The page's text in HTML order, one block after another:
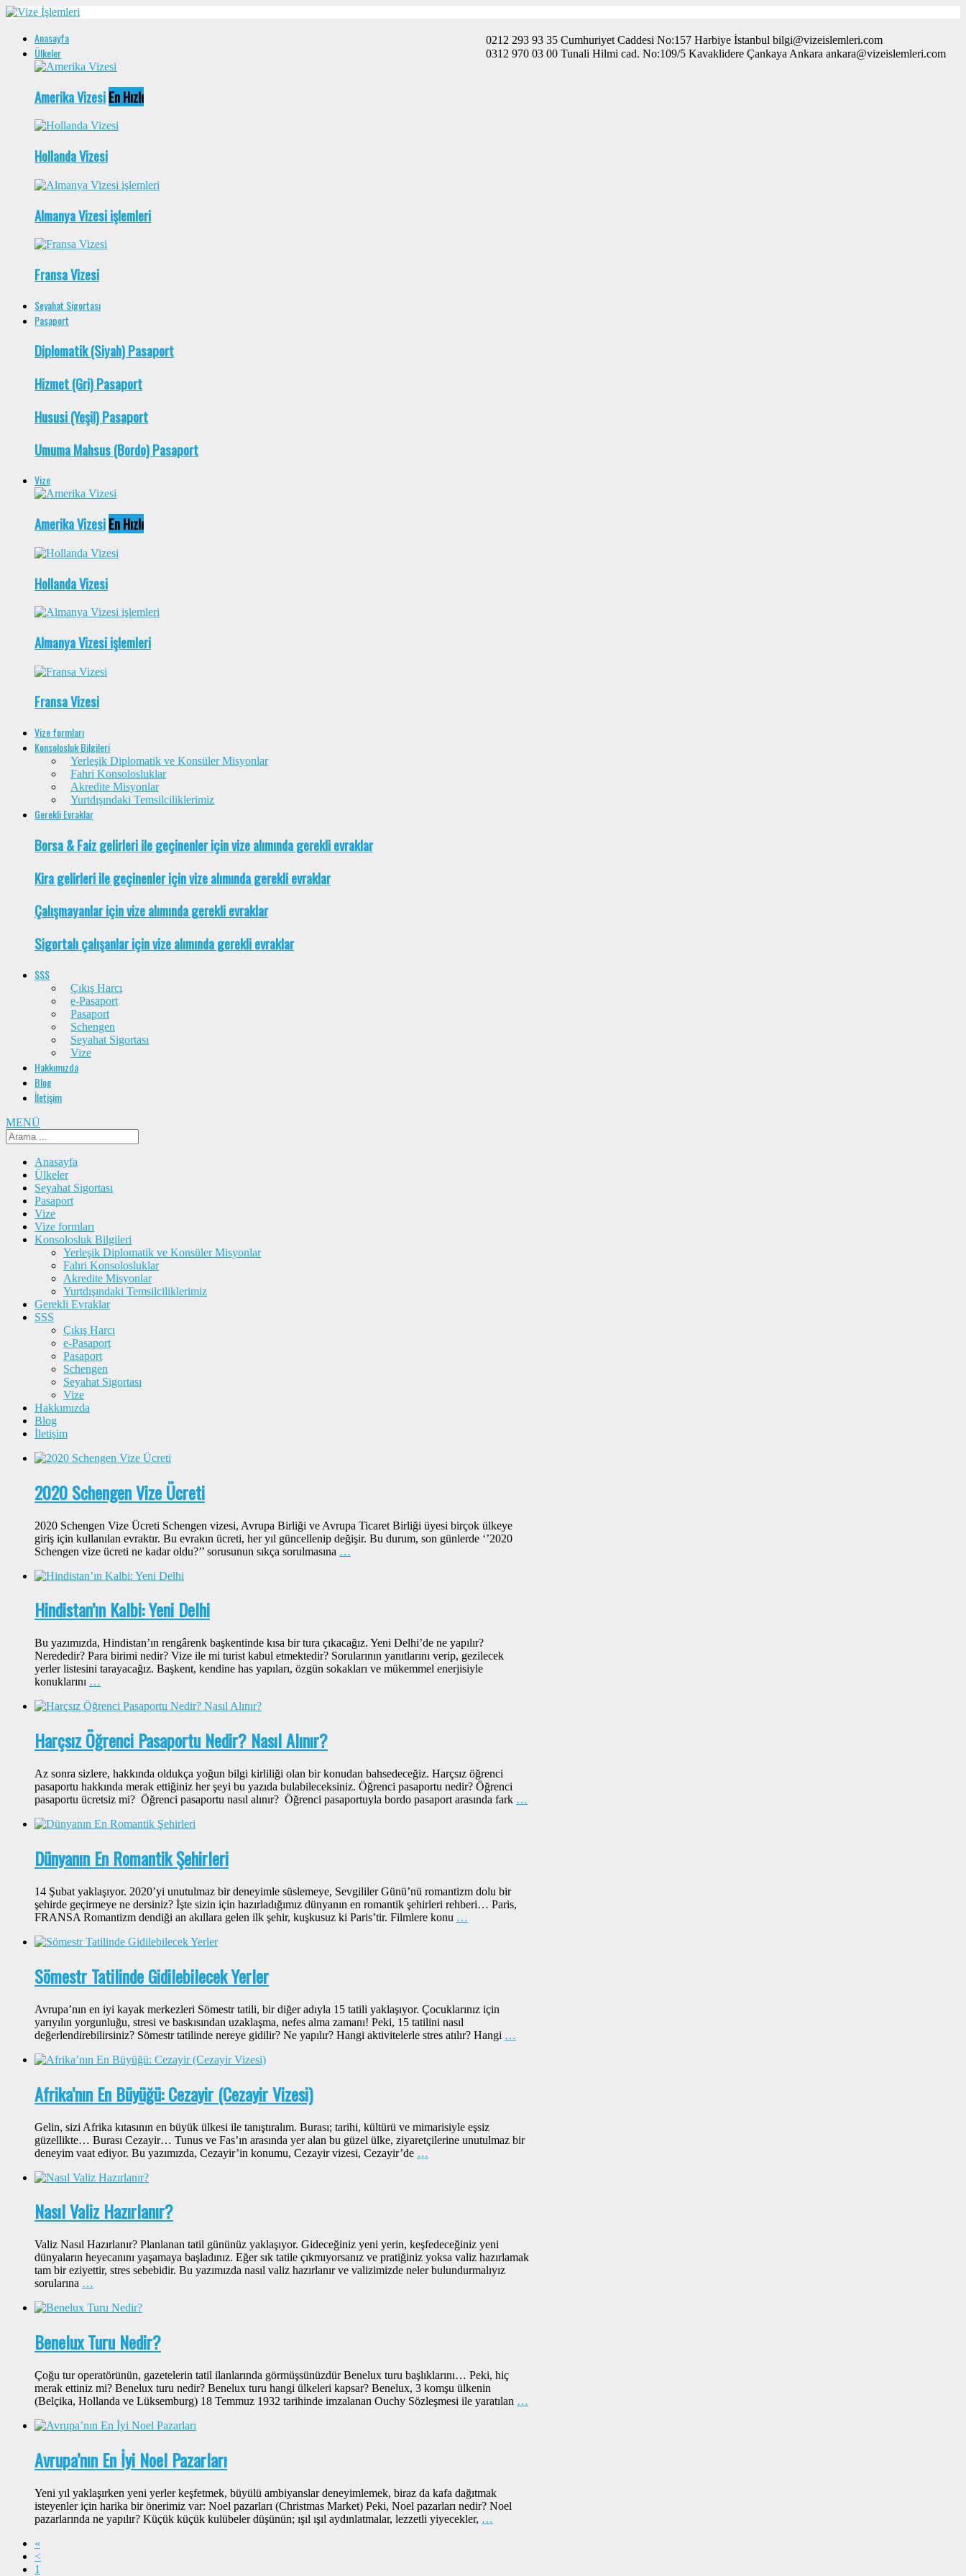
0212 293 93 35 Cumhuriyet Caddesi No:157 Harbiye İstanbul bilgi@vizeislemleri.com
0312 970 03 00 Tunali Hilmi cad. No:109/5 Kavaklidere Çankaya Ankara ankara@vizeislemleri.com
Anasayfa
Ülkeler
Amerika VizesiEn Hızlı
Hollanda Vizesi
Almanya Vizesi işlemleri
Fransa Vizesi
Seyahat Sigortası
Pasaport
Diplomatik (Siyah) Pasaport
Hizmet (Gri) Pasaport
Hususi (Yeşil) Pasaport
Umuma Mahsus (Bordo) Pasaport
Vize
Amerika VizesiEn Hızlı
Hollanda Vizesi
Almanya Vizesi işlemleri
Fransa Vizesi
Vize formları
Konsolosluk Bilgileri
Yerleşik Diplomatik ve Konsüler Misyonlar
Fahri Konsolosluklar
Akredite Misyonlar
Yurtdışındaki Temsilciliklerimiz
Gerekli Evraklar
Borsa & Faiz gelirleri ile geçinenler için vize alımında gerekli evraklar
Kira gelirleri ile geçinenler için vize alımında gerekli evraklar
Çalışmayanlar için vize alımında gerekli evraklar
Sigortalı çalışanlar için vize alımında gerekli evraklar
SSS
Çıkış Harcı
e-Pasaport
Pasaport
Schengen
Seyahat Sigortası
Vize
Hakkımızda
Blog
İletişim
MENÜ
Anasayfa
Ülkeler
Seyahat Sigortası
Pasaport
Vize
Vize formları
Konsolosluk Bilgileri
Yerleşik Diplomatik ve Konsüler Misyonlar
Fahri Konsolosluklar
Akredite Misyonlar
Yurtdışındaki Temsilciliklerimiz
Gerekli Evraklar
SSS
Çıkış Harcı
e-Pasaport
Pasaport
Schengen
Seyahat Sigortası
Vize
Hakkımızda
Blog
İletişim
2020 Schengen Vize Ücreti
2020 Schengen Vize Ücreti Schengen vizesi, Avrupa Birliği ve Avrupa Ticaret Birliği üyesi birçok ülkeye
giriş için kullanılan evraktır. Bu evrakın ücreti, her yıl güncellenip değişir. Bu durum, son günlerde ‘’2020
Schengen vize ücreti ne kadar oldu?’’ sorusunun sıkça sorulmasına …
Hindistan’ın Kalbi: Yeni Delhi
Bu yazımızda, Hindistan’ın rengârenk başkentinde kısa bir tura çıkacağız. Yeni Delhi’de ne yapılır?
Nerededir? Para birimi nedir? Vize ile mi turist kabul etmektedir? Sorularının yanıtlarını verip, gezilecek
yerler listesini tarayacağız. Başkent, kendine has yapıları, özgün sokakları ve mükemmel enerjisiyle
konuklarını …
Harçsız Öğrenci Pasaportu Nedir? Nasıl Alınır?
Az sonra sizlere, hakkında oldukça yoğun bilgi kirliliği olan bir konudan bahsedeceğiz. Harçsız öğrenci
pasaportu hakkında merak ettiğiniz her şeyi bu yazıda bulabileceksiniz. Öğrenci pasaportu nedir? Öğrenci
pasaportu ücretsiz mi? Öğrenci pasaportu nasıl alınır? Öğrenci pasaportuyla bordo pasaport arasında fark …
Dünyanın En Romantik Şehirleri
14 Şubat yaklaşıyor. 2020’yi unutulmaz bir deneyimle süslemeye, Sevgililer Günü’nü romantizm dolu bir
şehirde geçirmeye ne dersiniz? İşte sizin için hazırladığımız dünyanın en romantik şehirleri rehberi… Paris,
FRANSA Romantizm dendiği an akıllara gelen ilk şehir, kuşkusuz ki Paris’tir. Filmlere konu …
Sömestr Tatilinde Gidilebilecek Yerler
Avrupa’nın en iyi kayak merkezleri Sömestr tatili, bir diğer adıyla 15 tatili yaklaşıyor. Çocuklarınız için
yarıyılın yorgunluğu, stresi ve baskısından uzaklaşma, nefes alma zamanı! Peki, 15 tatilini nasıl
değerlendirebilirsiniz? Sömestr tatilinde nereye gidilir? Ne yapılır? Hangi aktivitelerle stres atılır? Hangi …
Afrika’nın En Büyüğü: Cezayir (Cezayir Vizesi)
Gelin, sizi Afrika kıtasının en büyük ülkesi ile tanıştıralım. Burası; tarihi, kültürü ve mimarisiyle eşsiz
güzellikte… Burası Cezayir… Tunus ve Fas’ın arasında yer alan bu güzel ülke, ziyaretçilerine unutulmaz bir
deneyim vaat ediyor. Bu yazımızda, Cezayir’in konumu, Cezayir vizesi, Cezayir’de …
Nasıl Valiz Hazırlanır?
Valiz Nasıl Hazırlanır? Planlanan tatil gününüz yaklaşıyor. Gideceğiniz yeni yerin, keşfedeceğiniz yeni
dünyaların heyecanını yaşamaya başladınız. Eğer sık tatile çıkmıyorsanız ve pratiğiniz yoksa valiz hazırlamak
tam bir eziyettir, stres sebebidir. Bu yazımızda nasıl valiz hazırlanır ve valizimizde neler bulundurmalıyız
sorularına …
Benelux Turu Nedir?
Çoğu tur operatörünün, gazetelerin tatil ilanlarında görmüşsünüzdür Benelux turu başlıklarını… Peki, hiç
merak ettiniz mi? Benelux turu nedir? Benelux turu hangi ülkeleri kapsar? Benelux, 3 komşu ülkenin
(Belçika, Hollanda ve Lüksemburg) 18 Temmuz 1932 tarihinde imzalanan Ouchy Sözleşmesi ile yaratılan …
Avrupa’nın En İyi Noel Pazarları
Yeni yıl yaklaşırken yeni yerler keşfetmek, büyülü ambiyanslar deneyimlemek, biraz da kafa dağıtmak
isteyenler için harika bir önerimiz var: Noel pazarları (Christmas Market) Peki, Noel pazarları nedir? Noel
pazarlarında ne yapılır? Küçük küçük kulübeler düşünün; ışıl ışıl aydınlatmalar, lezzetli yiyecekler, …
«
<
1